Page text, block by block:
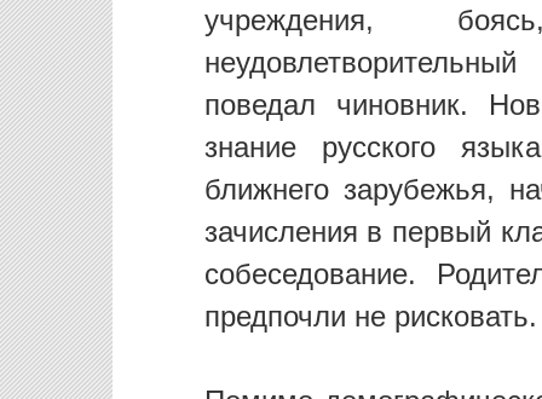
учреждения,
поведал чиновник.
знание русского
ближнего зарубежья,
зачисления в первый
собеседование.
предпочли не рисковать.